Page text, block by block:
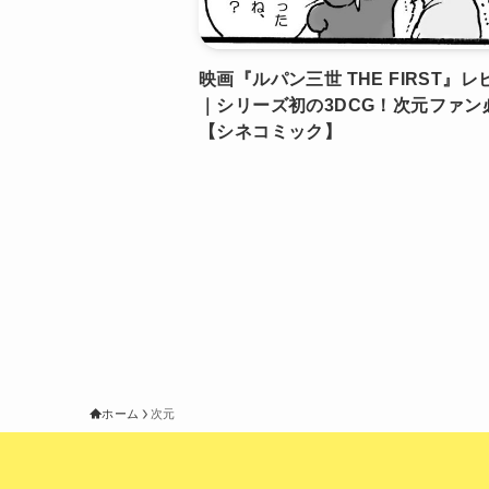
映画『ルパン三世 THE FIRST』レ
｜シリーズ初の3DCG！次元ファン
【シネコミック】
ホーム 次元